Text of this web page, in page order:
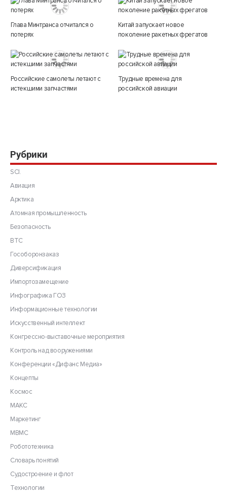
Глава Минтранса отчитался о
потерях
Китай запускает новое
поколение ракетных фрегатов
Российские самолеты летают с
истекшими запчастями
Трудные времена для
российской авиации
Рубрики
SCI.
Авиация
Арктика
Атомная промышленность
Безопасность
ВТС
Гособоронзаказ
Диверсификация
Импортозамещение
Инфографика ГОЗ
Информационные технологии
Искусственный интеллект
Конгрессно-выставочные мероприятия
Контроль над вооружениями
Конференции «Дифанс Медиа»
Концепты
Космос
МАКС
Маркетинг
МВМС
Робототехника
Словарь понятий
Судостроение и флот
Технологии